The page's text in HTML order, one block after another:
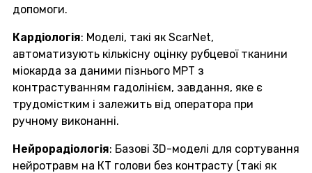
допомоги.
Кардіологія: Моделі, такі як ScarNet,
автоматизують кількісну оцінку рубцевої тканини
міокарда за даними пізнього МРТ з
контрастуванням гадолінієм, завдання, яке є
трудомістким і залежить від оператора при
ручному виконанні.
Нейрорадіологія: Базові 3D-моделі для сортування
нейротравм на КТ голови без контрасту (такі як